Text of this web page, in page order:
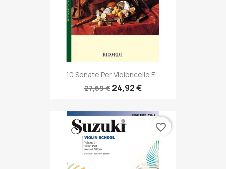
10 Sonate Per Violoncello E...
27,69 € 24,92 €
favorite_border